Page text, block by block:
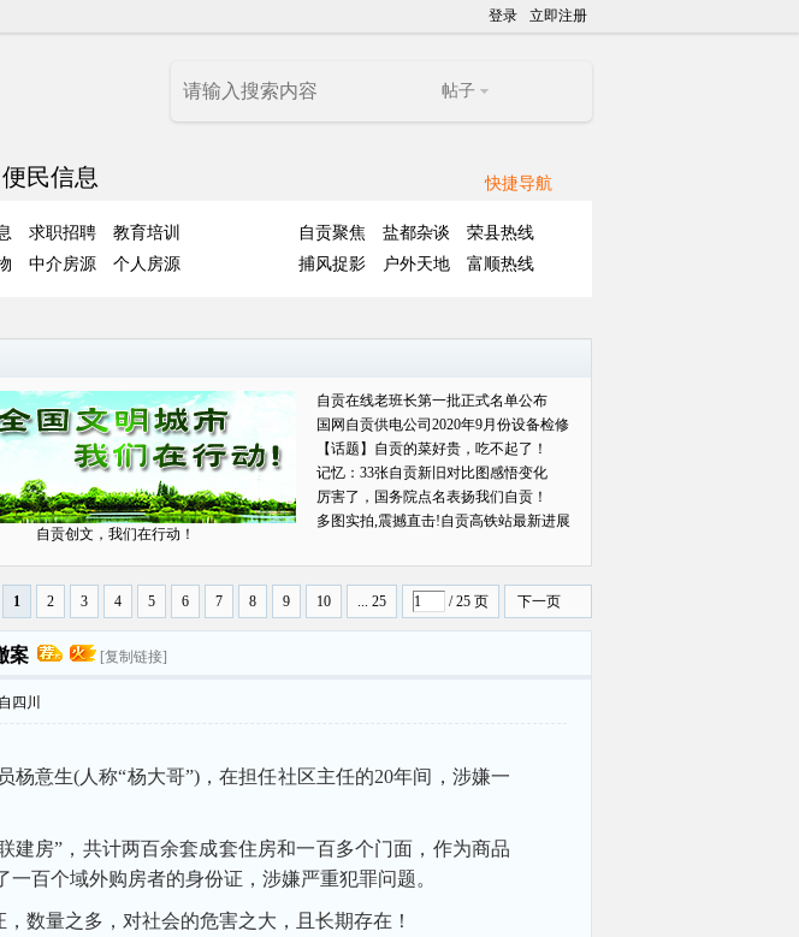
登录 立即注册
帖子
快捷导航
便民信息
求职招聘
教育培训
中介房源 个人房源
自贡聚焦 盐都杂谈
荣县热线
捕风捉影
户外天地 富顺热线
自贡创文，我们在行动！
自贡在线老班长第一批正式名单公布
国网自贡供电公司2020年9月份设备检修
对外
【话题】自贡的菜好贵，吃不起了！
记忆：33张自贡新旧对比图感悟变化
厉害了，国务院点名表扬我们自贡！
多图实拍,震撼直击!自贡高铁站最新进展
1 2 3 4 5 6 7 8 9 10 ... 25 / 25 页 下一页
案 [复制链接]
四川
意生(人称“杨大哥”)，在担任社区主任的20年间，涉嫌一
建房”，共计两百余套成套住房和一百多个门面，作为商品
百个域外购房者的身份证，涉嫌严重犯罪问题。
数量之多，对社会的危害之大，且长期存在！